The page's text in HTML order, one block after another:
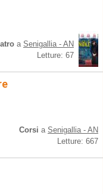
a Senigallia - AN
Letture: 67
Corsi a Senigallia - AN
Letture: 667